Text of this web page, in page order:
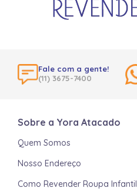
Fale com a gente!
(11) 3675-7400
Sobre a Yora Atacado
Quem Somos
Nosso Endereço
Como Revender Roupa Infantil